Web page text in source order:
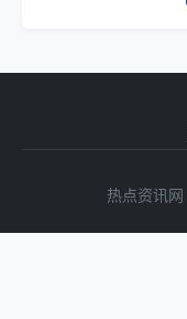
热点资讯网